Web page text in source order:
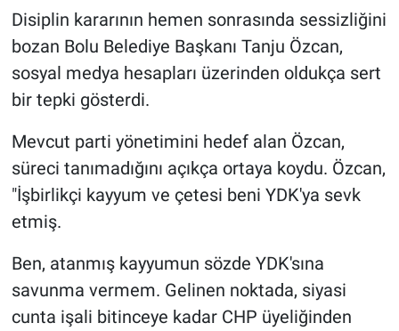
Disiplin kararının hemen sonrasında sessizliğini
bozan Bolu Belediye Başkanı Tanju Özcan,
sosyal medya hesapları üzerinden oldukça sert
bir tepki gösterdi.
Mevcut parti yönetimini hedef alan Özcan,
süreci tanımadığını açıkça ortaya koydu. Özcan,
"İşbirlikçi kayyum ve çetesi beni YDK'ya sevk
etmiş.
Ben, atanmış kayyumun sözde YDK'sına
savunma vermem. Gelinen noktada, siyasi
cunta işali bitinceye kadar CHP üyeliğinden